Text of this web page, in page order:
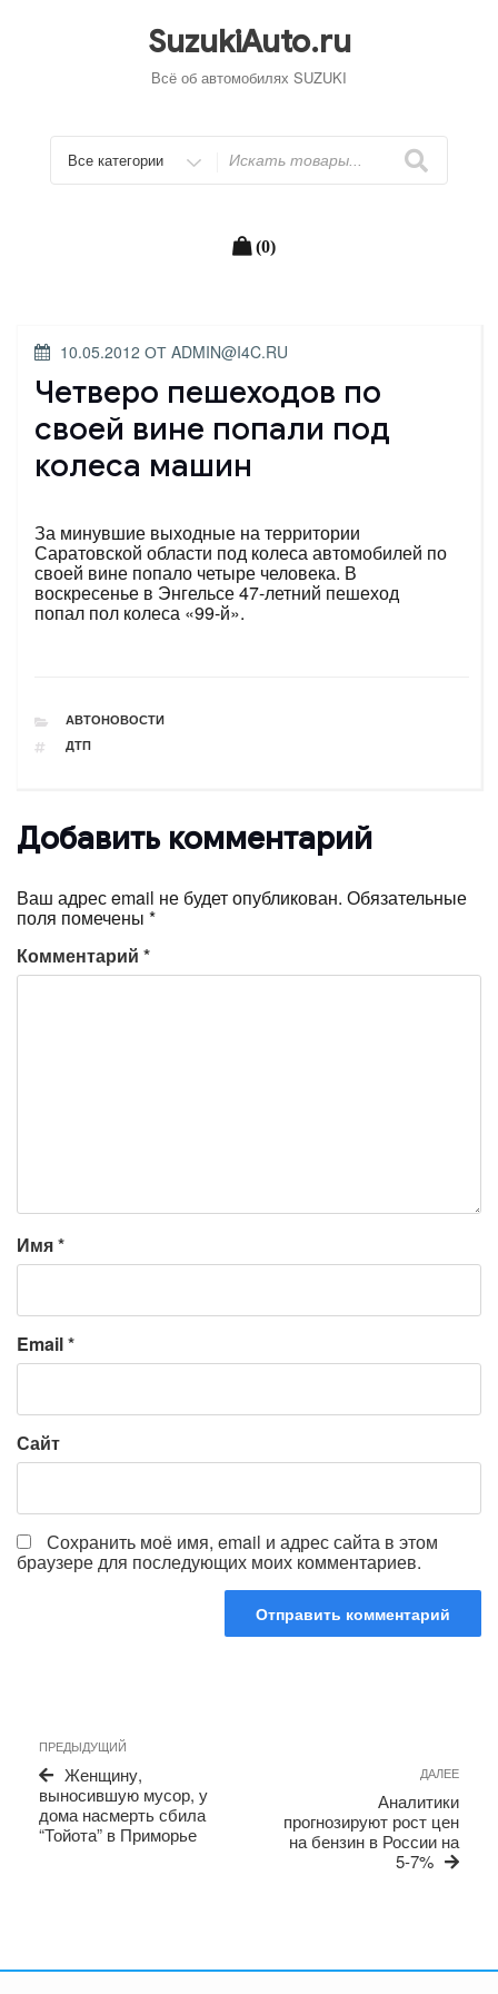
SuzukiAuto.ru
Всё об автомобилях SUZUKI
Искать
(0)
ОПУБЛИКОВАНО
10.05.2012 ОТ ADMIN@I4C.RU
Четверо пешеходов по
своей вине попали под
колеса машин
За минувшие выходные на территории
Саратовской области под колеса автомобилей по
своей вине попало четыре человека. В
воскресенье в Энгельсе 47-летний пешеход
попал пол колеса «99-й».
РУБРИКИ
АВТОНОВОСТИ
ТЕГИ
ДТП
Добавить комментарий
Ваш адрес email не будет опубликован. Обязательные
поля помечены *
Комментарий *
Имя*
Email*
Сайт
Сохранить моё имя, email и адрес сайта в этом
браузере для последующих моих комментариев.
по
записям
Предыдущая
запись
ПРЕДЫДУЩИЙ
Женщину,
выносившую мусор, у
дома насмерть сбила
“Тойота” в Приморье
ДАЛЕЕ
Аналитики
прогнозируют рост цен
на бензин в России на
5-7%